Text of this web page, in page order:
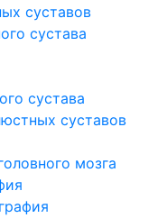
суставов
сустава
сустава
суставов
мозга